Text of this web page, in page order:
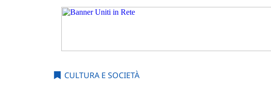
CULTURA E SOCIETÀ